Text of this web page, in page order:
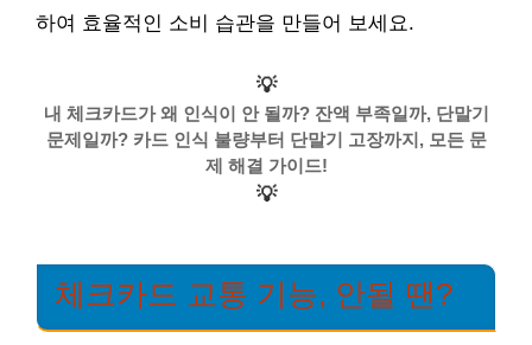
하여 효율적인 소비 습관을 만들어 보세요.
💡
내 체크카드가 왜 인식이 안 될까? 잔액 부족일까, 단말기
문제일까? 카드 인식 불량부터 단말기 고장까지, 모든 문
제 해결 가이드!
💡
체크카드 교통 기능, 안될 땐?